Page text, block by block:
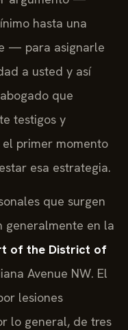
hasta una
— para asignarle
a usted y así
que
testigos y
primer momento
esa estrategia.
que surgen
generalmente en la
of the District of
Avenue NW. El
lesiones
lo general, de tres